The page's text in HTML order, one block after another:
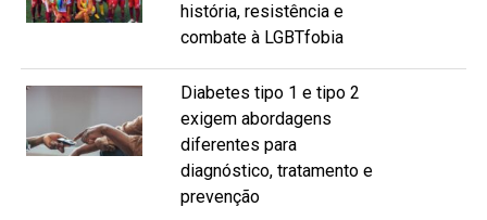
história, resistência e
combate à LGBTfobia
Diabetes tipo 1 e tipo 2
exigem abordagens
diferentes para
diagnóstico, tratamento e
prevenção